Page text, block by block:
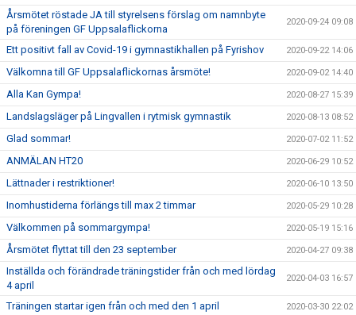
Årsmötet röstade JA till styrelsens förslag om namnbyte
på föreningen GF Uppsalaflickorna
2020-09-24 09:08
Ett positivt fall av Covid-19 i gymnastikhallen på Fyrishov 2020-09-22 14:06
Välkomna till GF Uppsalaflickornas årsmöte! 2020-09-02 14:40
Alla Kan Gympa! 2020-08-27 15:39
Landslagsläger på Lingvallen i rytmisk gymnastik 2020-08-13 08:52
Glad sommar! 2020-07-02 11:52
ANMÄLAN HT20 2020-06-29 10:52
Lättnader i restriktioner! 2020-06-10 13:50
Inomhustiderna förlängs till max 2 timmar 2020-05-29 10:28
Välkommen på sommargympa! 2020-05-19 15:16
Årsmötet flyttat till den 23 september 2020-04-27 09:38
Inställda och förändrade träningstider från och med lördag
4 april
2020-04-03 16:57
Träningen startar igen från och med den 1 april 2020-03-30 22:02